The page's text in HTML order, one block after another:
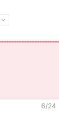
6/24